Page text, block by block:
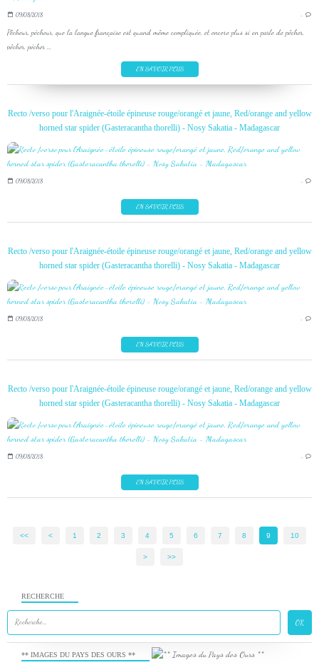
09/08/2018 …
Pêcheur, pécheur, que la langue française est quand même compliquée, et encore plus si on parle de pêcher,
pêcher, pécher ...
EN SAVOIR PLUS
Recto /verso pour l'Araignée-étoile épineuse rouge/orangé et jaune, Red/orange and yellow
horned star spider (Gasteracantha thorelli) - Nosy Sakatia - Madagascar
09/08/2018 …
EN SAVOIR PLUS
Recto /verso pour l'Araignée-étoile épineuse rouge/orangé et jaune, Red/orange and yellow
horned star spider (Gasteracantha thorelli) - Nosy Sakatia - Madagascar
09/08/2018 …
EN SAVOIR PLUS
Recto /verso pour l'Araignée-étoile épineuse rouge/orangé et jaune, Red/orange and yellow
horned star spider (Gasteracantha thorelli) - Nosy Sakatia - Madagascar
09/08/2018 …
EN SAVOIR PLUS
<< < 1 2 3 4 5 6 7 8 9 10
> >>
RECHERCHE
** IMAGES DU PAYS DES OURS **